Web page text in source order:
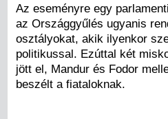
Az eseményre egy
az Országgyűlés ugyanis
osztályokat, akik ilyenkor
politikussal. Ezúttal két
jött el, Mandur és Fodor
beszélt a fiataloknak.